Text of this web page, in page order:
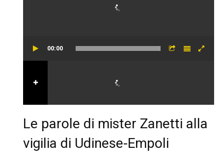
00:00
Le parole di mister Zanetti alla
vigilia di Udinese-Empoli